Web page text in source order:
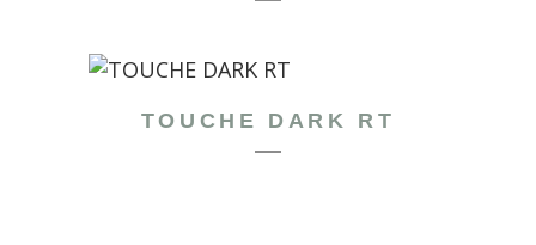
TOUCHE DARK RT